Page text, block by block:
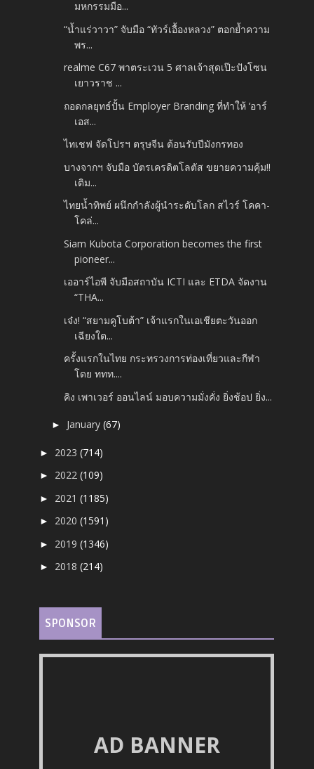
มหกรรมมือ...
“น้ำแร่วาวา” จับมือ “ทัวร์เอื้องหลวง” ตอกย้ำความ
พร...
realme C67 พาตระเวน 5 ศาลเจ้าสุดเป๊ะปังโซน
เยาวราช ...
ถอดกลยุทธ์ปั้น Employer Branding ที่ทำให้ ‘อาร์
เอส...
ไทเชฟ จัดโปรฯ ตรุษจีน ต้อนรับปีมังกรทอง
บางจากฯ จับมือ บัตรเครดิตโลตัส ขยายความคุ้ม!!
เติม...
ไทยน้ำทิพย์ ผนึกกำลังผู้นำระดับโลก สไวร์ โคคา-
โคล่...
Siam Kubota Corporation becomes the first
pioneer...
เออาร์ไอพี จับมือสถาบัน ICTI และ ETDA จัดงาน
“THA...
เจ๋ง! “สยามคูโบต้า” เจ้าแรกในเอเชียตะวันออก
เฉียงใต...
ครั้งแรกในไทย กระทรวงการท่องเที่ยวและกีฬา
โดย ททท....
คิง เพาเวอร์ ออนไลน์ มอบความมั่งคั่ง ยิ่งช้อป ยิ่ง...
► January(67)
► 2023(714)
► 2022(109)
► 2021(1185)
► 2020(1591)
► 2019(1346)
► 2018(214)
SPONSOR
AD BANNER